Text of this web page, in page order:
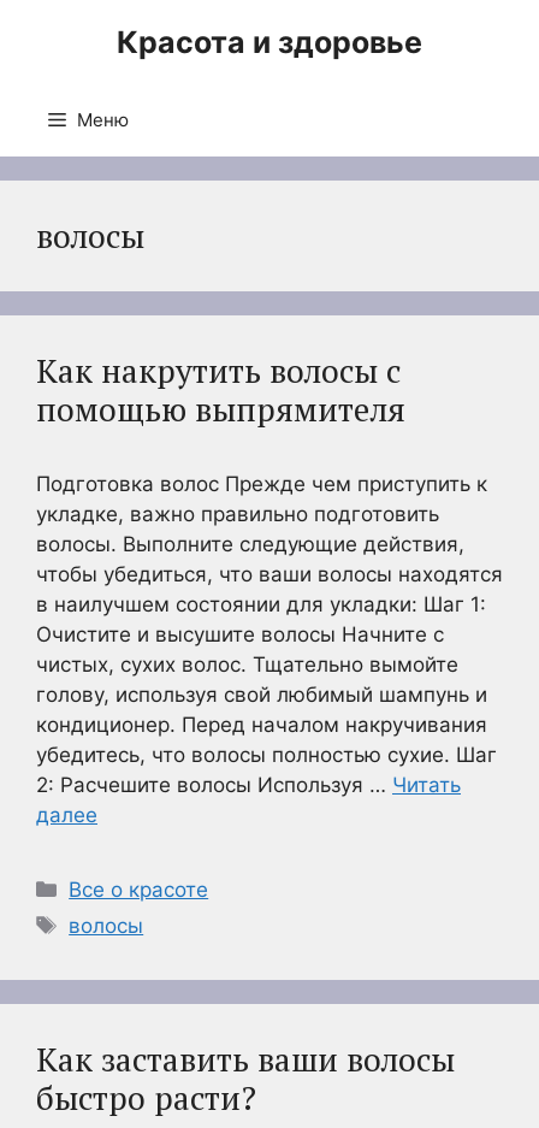
Красота и здоровье
Меню
волосы
Как накрутить волосы с
помощью выпрямителя
Подготовка волос Прежде чем приступить к
укладке, важно правильно подготовить
волосы. Выполните следующие действия,
чтобы убедиться, что ваши волосы находятся
в наилучшем состоянии для укладки: Шаг 1:
Очистите и высушите волосы Начните с
чистых, сухих волос. Тщательно вымойте
голову, используя свой любимый шампунь и
кондиционер. Перед началом накручивания
убедитесь, что волосы полностью сухие. Шаг
2: Расчешите волосы Используя … Читать
далее
Рубрики
Все о красоте
Метки
волосы
Как заставить ваши волосы
быстро расти?